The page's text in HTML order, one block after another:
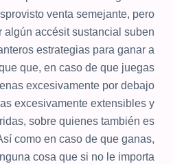
venta semejante, pero
algún accésit sustancial suben
estrategias para ganar a
que, en caso de que juegas
excesivamente por debajo
excesivamente extensibles y
sobre quienes también es
como en caso de que ganas,
cosa que si no le importa